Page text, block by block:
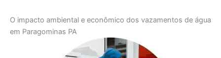
O impacto ambiental e econômico dos vazamentos de água
em Paragominas PA